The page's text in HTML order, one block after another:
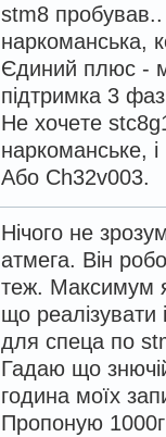
stm8 пробував..
наркоманська,
Єдиний плюс -
підтримка 3
Не хочeте
наркоманське,
Або Ch32v003.
Нічого не
атмега. Він
теж. Максимум
що
для спеца по
Гадаю що
година моїх
Пропоную